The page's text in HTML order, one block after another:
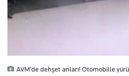
AVM’de dehşet anları! Otomobille